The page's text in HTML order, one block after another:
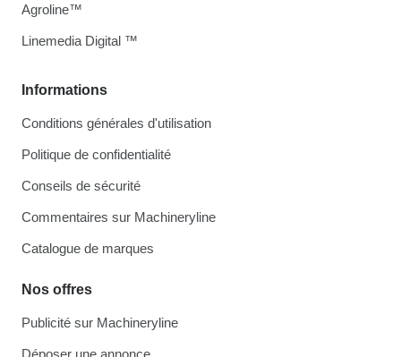
Informations
Conditions générales d'utilisation
Politique de confidentialité
Conseils de sécurité
Commentaires sur Machineryline
Catalogue de marques
Nos offres
Publicité sur Machineryline
Déposer une annonce
Agroline™
Linemedia Digital ™